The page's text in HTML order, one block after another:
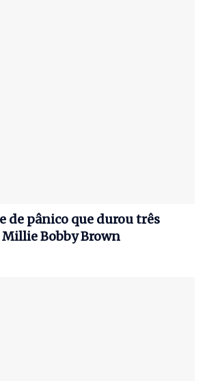
de pânico que durou três
Millie Bobby Brown